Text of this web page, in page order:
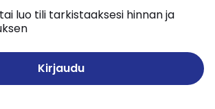
luo tili tarkistaaksesi hinnan ja
Kirjaudu